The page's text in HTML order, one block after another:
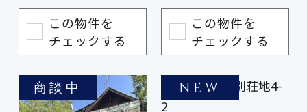
この物件を
チェックする
この物件を
チェックする
商談中 NEW